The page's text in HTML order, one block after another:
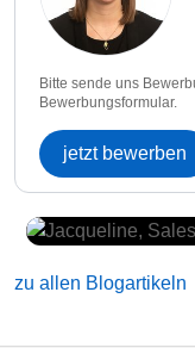
Bitte sende uns
Bewerbungsformular.
jetzt bewerben
zu allen Blogartikeln